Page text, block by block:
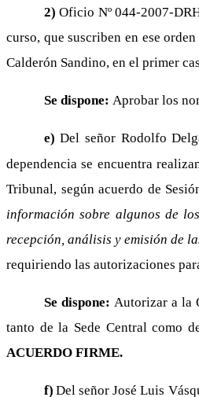
2)Oficio Nº 044-2007-
curso, que suscriben en ese
Calderón Sandino, en el primer
Se dispone: Aprobar los
e) Del señor Rodolfo
dependencia se encuentra
Tribunal, según acuerdo de
información sobre algunos de
recepción, análisis y emisión de
requiriendo las autorizaciones
Se dispone: Autorizar a la
tanto de la Sede Central como
ACUERDO FIRME.
f) Del señor José Luis